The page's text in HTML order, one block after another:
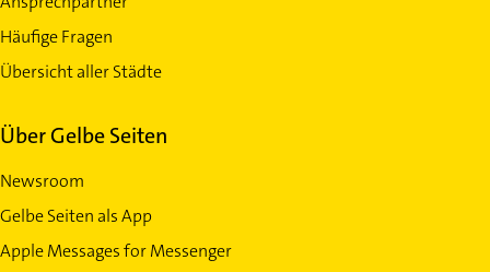
Häufige Fragen
Übersicht aller Städte
Über Gelbe Seiten
Newsroom
Gelbe Seiten als App
Apple Messages for Messenger